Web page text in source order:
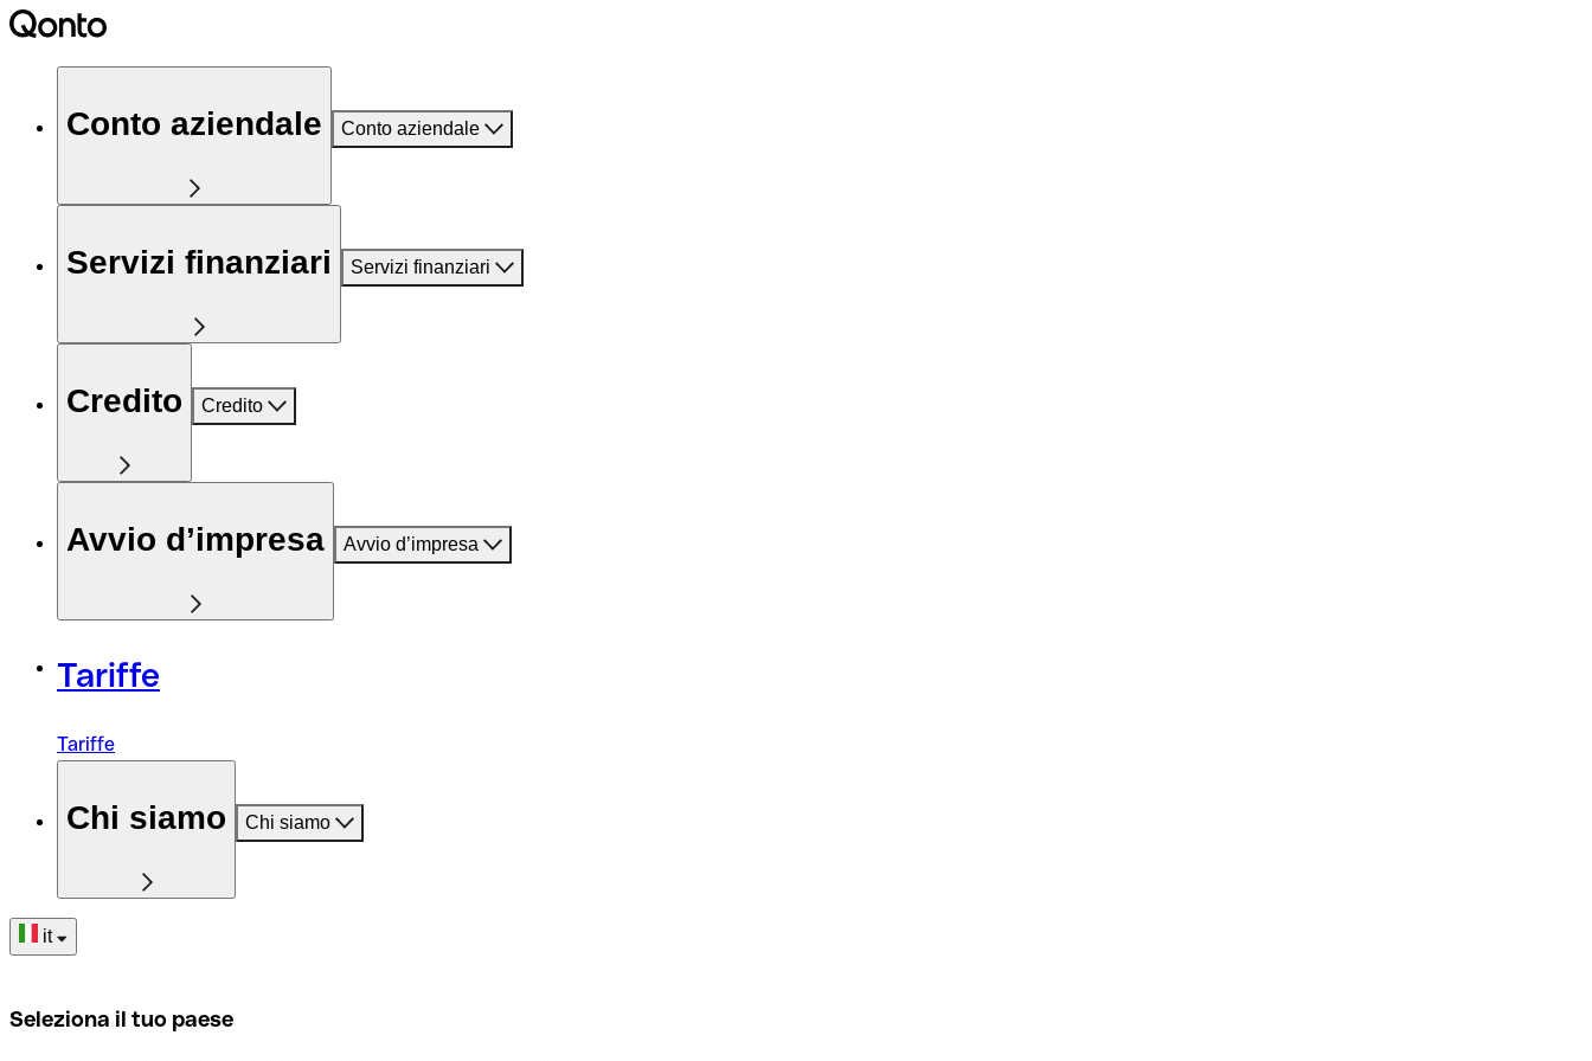
Conto aziendale Conto aziendale
Servizi finanziari Servizi finanziari
Credito Credito
Avvio d’impresa Avvio d’impresa
Tariffe
Tariffe
Chi siamo Chi siamo
it
Seleziona il tuo paese